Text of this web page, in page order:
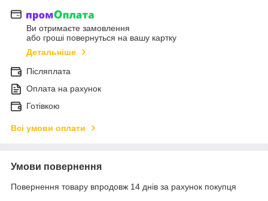
Ви отримаєте замовлення
або гроші повернуться на вашу картку
Детальніше
Післяплата
Оплата на рахунок
Готівкою
Всі умови оплати
Умови повернення
Повернення товару впродовж 14 днів за рахунок покупця